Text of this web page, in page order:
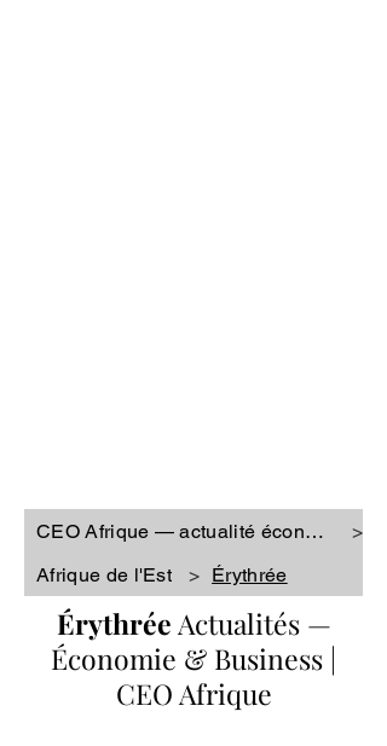
CEO Afrique — actualité économique
>
Afrique de l'Est
> Érythrée
Érythrée Actualités —
Économie & Business |
CEO Afrique